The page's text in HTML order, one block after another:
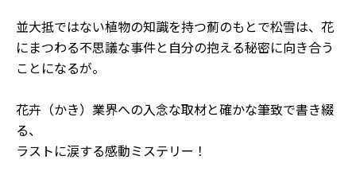
並大抵ではない植物の知識を持つ薊のもとで松雪は、花
にまつわる不思議な事件と自分の抱える秘密に向き合う
ことになるが――。
花卉（かき）業界への入念な取材と確かな筆致で書き綴
る、
ラストに涙する感動ミステリー！